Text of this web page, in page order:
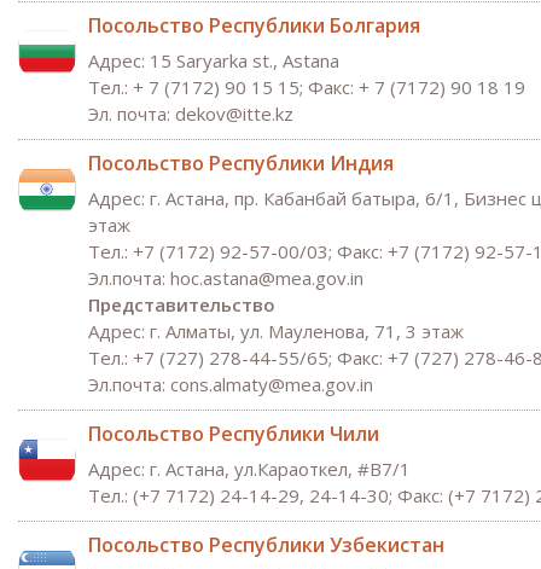
Посольство Республики Болгария
Адрес: 15 Saryarka st., Astana
Тел.: + 7 (7172) 90 15 15; Факс: + 7 (7172) 90 18 19
Эл. почта: dekov@itte.kz
Посольство Республики Индия
Адрес: г. Астана, пр. Кабанбай батыра, 6/1, Бизнес
этаж
Tел.: +7 (7172) 92-57-00/03; Факс: +7 (7172) 92-57-
Эл.почта: hoc.astana@mea.gov.in
Представительство
Адрес: г. Алматы, ул. Мауленова, 71, 3 этаж
Tел.: +7 (727) 278-44-55/65; Факс: +7 (727) 278-46-
Эл.почта: cons.almaty@mea.gov.in
Посольство Республики Чили
Адрес: г. Астана, ул.Караоткел, #B7/1
Тел.: (+7 7172) 24-14-29, 24-14-30; Факс: (+7 7172)
Посольство Республики Узбекистан